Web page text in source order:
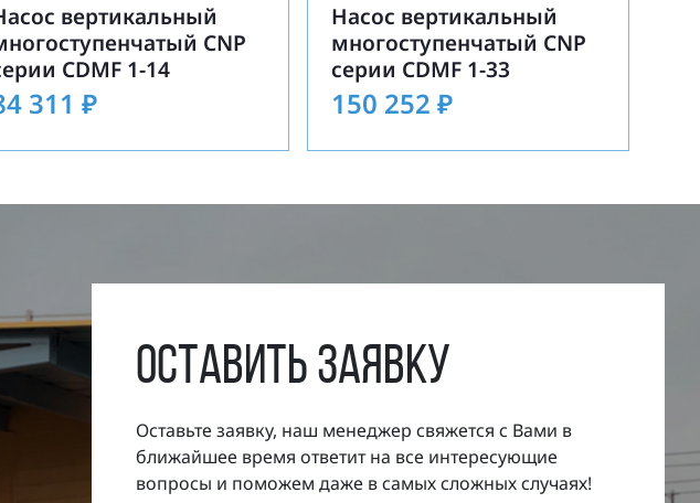
вертикальный
CNP
CDMF 1-14
311 ₽
Насос вертикальный
многоступенчатый CNP
серии CDMF 1-33
150 252 ₽
оставить заявку
Оставьте заявку, наш менеджер свяжется с Вами в
ближайшее время ответит на все интересующие
вопросы и поможем даже в самых сложных случаях!